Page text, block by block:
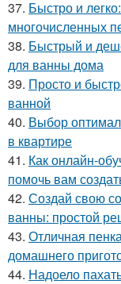
37. Быстро и
многочисленных
38. Быстрый и
для ванны дома
39. Просто и
ванной
40. Выбор
в квартире
41. Как онлайн-
помочь вам
42. Создай свою
ванны: простой
43. Отличная
домашнего
44. Надоело